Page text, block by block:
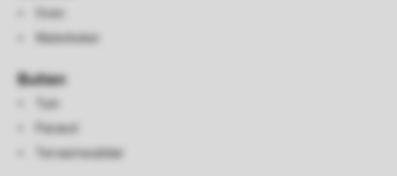
Oven
Waterkoker
Buiten
Tuin
Parasol
Terrasmeubilair